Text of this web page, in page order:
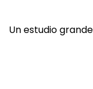
Un estudio grande